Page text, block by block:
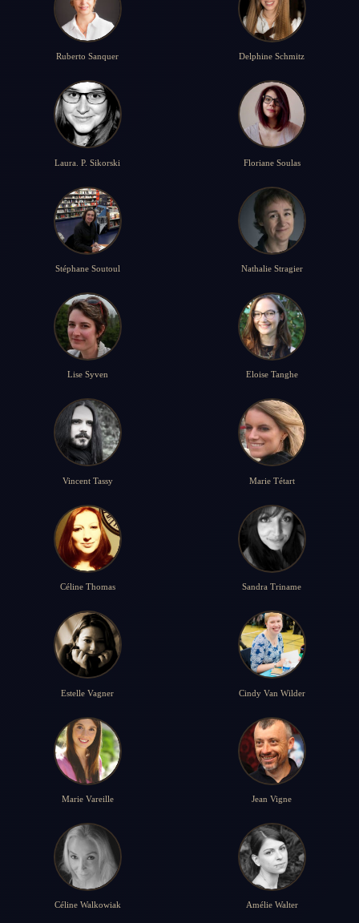
Ruberto Sanquer Delphine Schmitz
Laura. P. Sikorski Floriane Soulas
Stéphane Soutoul Nathalie Stragier
Lise Syven Eloise Tanghe
Vincent Tassy Marie Tétart
Céline Thomas Sandra Triname
Estelle Vagner Cindy Van Wilder
Marie Vareille Jean Vigne
Céline Walkowiak Amélie Walter